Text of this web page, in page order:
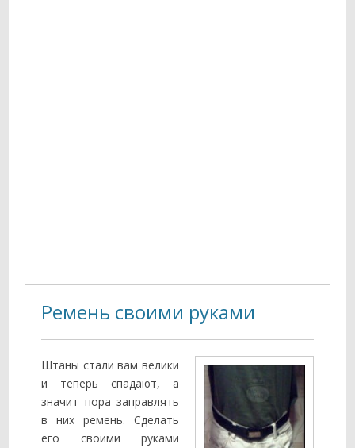
Ремень своими руками
Штаны стали вам велики
и теперь спадают, а
значит пора заправлять
в них ремень. Сделать
его своими руками